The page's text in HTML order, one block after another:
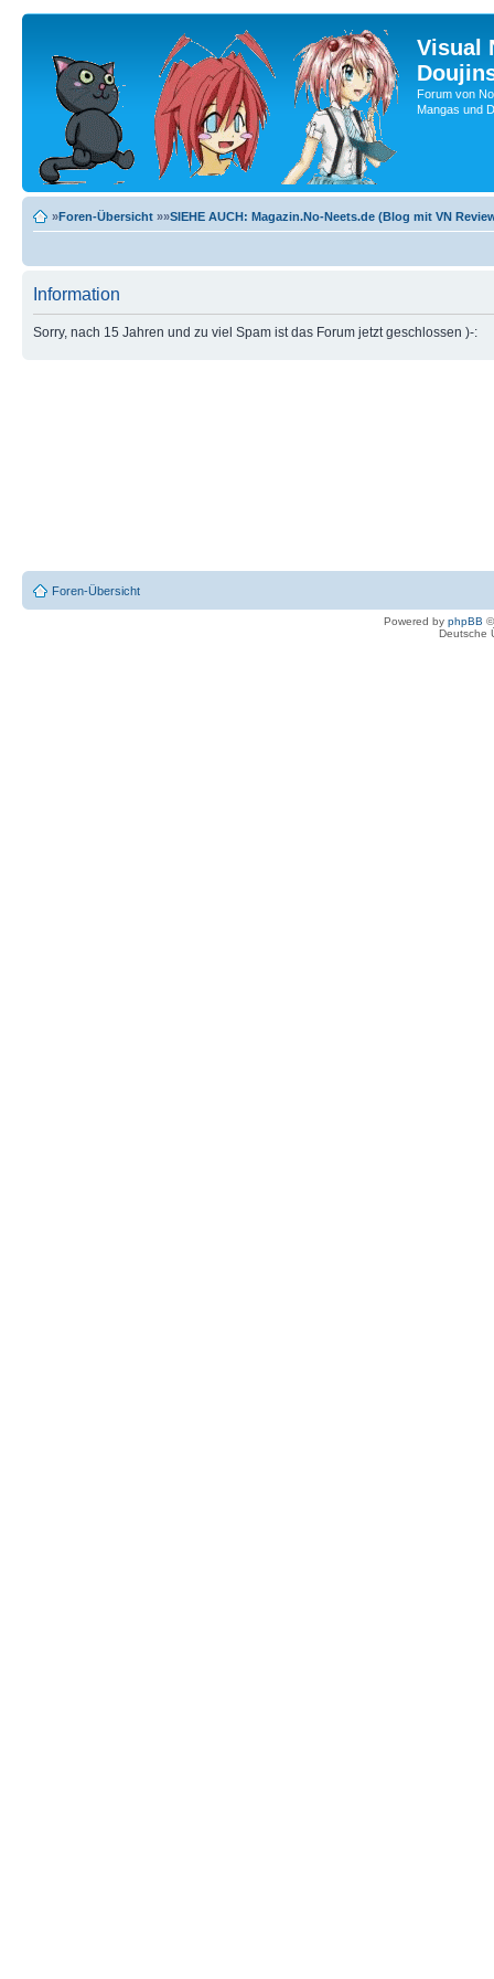
Visual
Forum von
Mangas und
»Foren-Übersicht »»SIEHE AUCH: Magazin.No-Neets.de (Blog mit VN
Information
Sorry, nach 15 Jahren und zu viel Spam ist das Forum jetzt geschlossen )-:
Foren-Übersicht
Powered by phpBB
Deutsche